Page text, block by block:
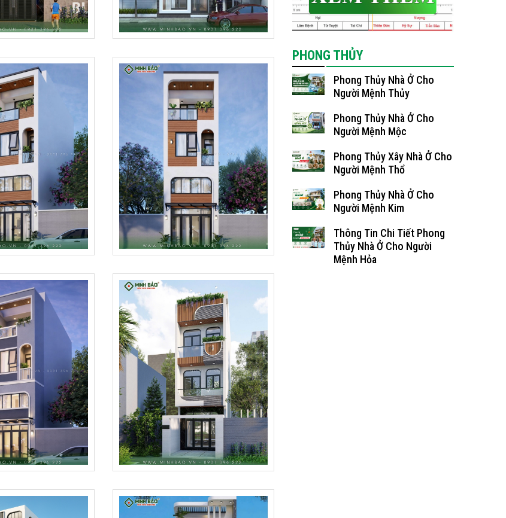
PHONG THỦY
Phong Thủy Nhà Ở Cho
Người Mệnh Thủy
Phong Thủy Nhà Ở Cho
Người Mệnh Mộc
Phong Thủy Xây Nhà Ở Cho
Người Mệnh Thổ
Phong Thủy Nhà Ở Cho
Người Mệnh Kim
Thông Tin Chi Tiết Phong
Thủy Nhà Ở Cho Người
Mệnh Hỏa